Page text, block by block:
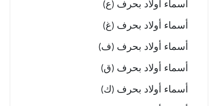
أسماء أولاد بحرف (ع)
أسماء أولاد بحرف (غ)
أسماء أولاد بحرف (ف)
أسماء أولاد بحرف (ق)
أسماء أولاد بحرف (ك)